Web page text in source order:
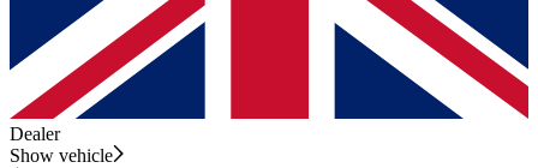
Dealer
Show vehicle